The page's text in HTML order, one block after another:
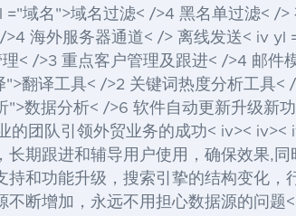
域名">域名过滤< />4 黑名单过滤< />
海外服务器通道< /> 离线发送< iv yl
< />3 重点客户管理及跟进< />4 邮件
">翻译工具< />2 关键词热度分析工具
">数据分析< />6 软件自动更新升级新
的团队引领外贸业务的成功< iv><
长期跟进和辅导用户使用，确保效果,
持和功能升级，搜索引挚的结构变化
不断增加，永远不用担心数据源的问